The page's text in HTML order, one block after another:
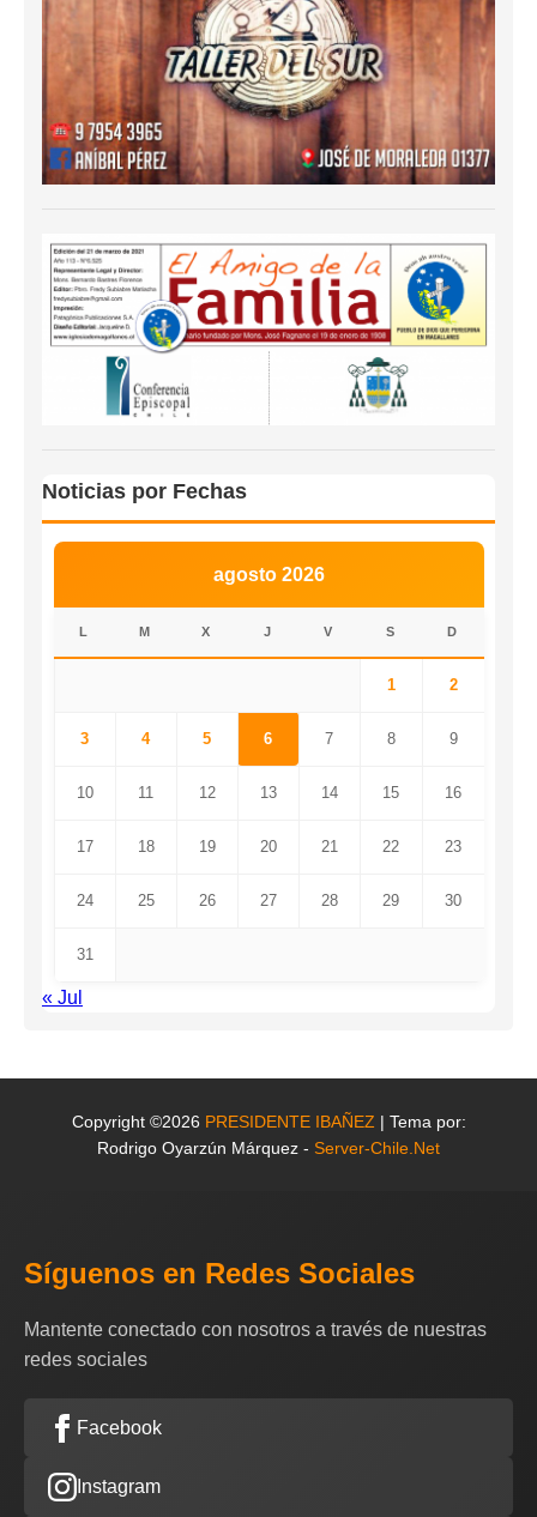
Noticias por Fechas
agosto 2026
L M X J V S D
1 2
3 4 5 6 7 8 9
10 11 12 13 14 15 16
17 18 19 20 21 22 23
24 25 26 27 28 29 30
31
« Jul
Copyright ©2026 PRESIDENTE IBAÑEZ | Tema por:
Rodrigo Oyarzún Márquez - Server-Chile.Net
Síguenos en Redes Sociales
Mantente conectado con nosotros a través de nuestras
redes sociales
Facebook
Instagram